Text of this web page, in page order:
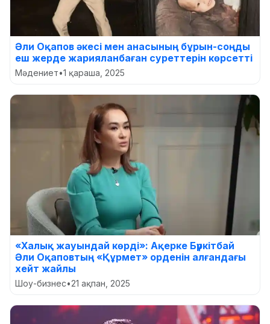
Әли Оқапов әкесі мен анасының бұрын-соңды
еш жерде жарияланбаған суреттерін көрсетті
Мәдениет•1 қараша, 2025
«Халық жауындай көрді»: Ақерке Бүркітбай
Әли Оқаповтың «Құрмет» орденін алғандағы
хейт жайлы
Шоу-бизнес•21 ақпан, 2025